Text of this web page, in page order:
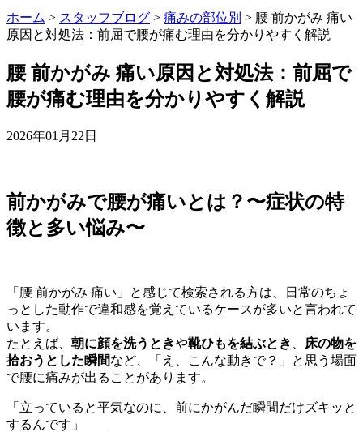
ホーム > スタッフブログ > 痛みの部位別 > 腰 前かがみ 痛い
原因と対処法：前屈で腰が痛む理由を分かりやすく解説
腰 前かがみ 痛い原因と対処法：前屈で
腰が痛む理由を分かりやすく解説
2026年01月22日
前かがみで腰が痛いとは？〜症状の特
徴と多い悩み〜
「腰 前かがみ 痛い」と感じて検索される方は、日常のちょ
っとした動作で違和感を覚えているケースが多いと言われて
います。
たとえば、 朝に顔を洗うときや靴ひもを結ぶとき
床の物を
拾おうとした瞬間など、「え、こんな動きで？」と思う場面
で腰に痛みが出ることがあります。
「立っていると平気なのに、前にかがんだ瞬間だけズキッと
するんです」